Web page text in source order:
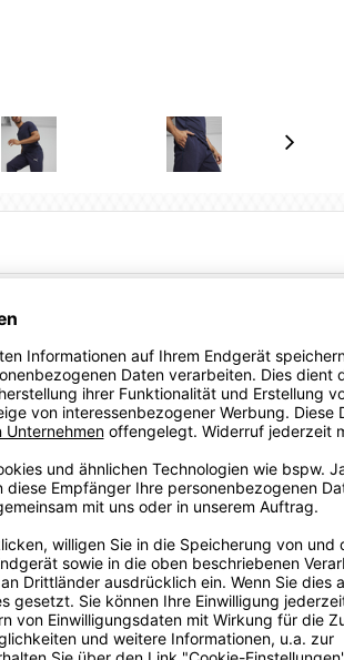
Puma aus Herzogenaurach.